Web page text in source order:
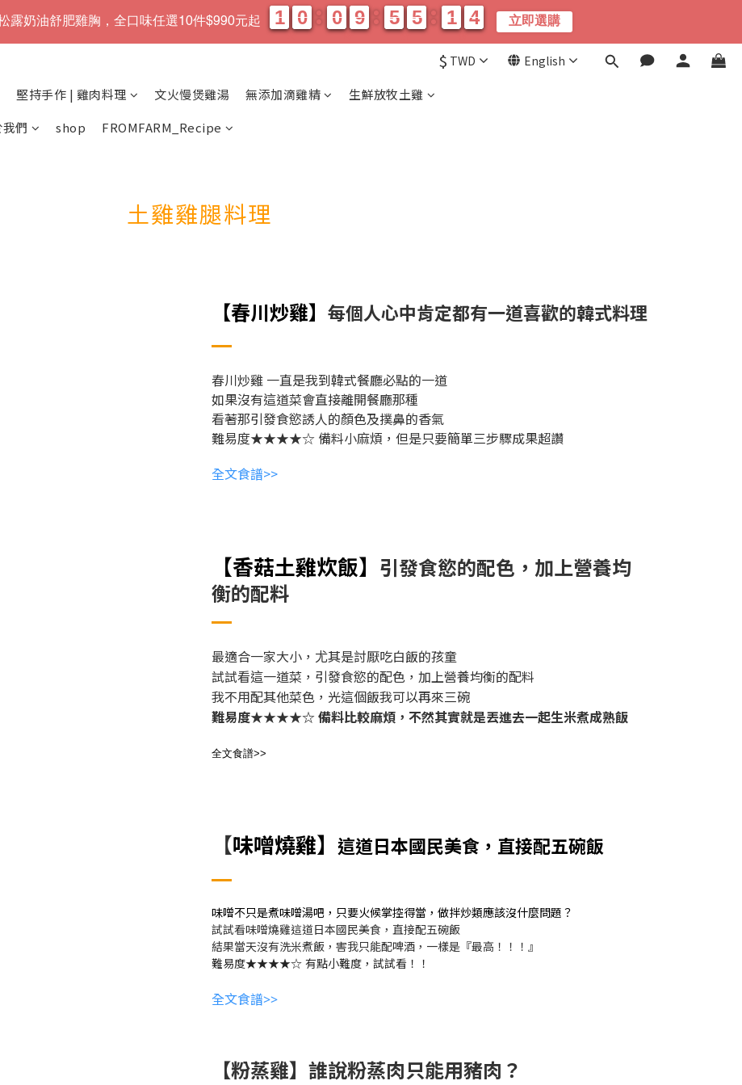
$ TWD English
堅持手作 | 雞肉料理 文火慢煲雞湯 無添加滴雞精
生鮮放牧土雞
們 shop FROMFARM_Recipe
土雞雞腿料理
【春川炒雞】 每個人心中肯定都有一道喜歡的韓式料理
春川炒雞 一直是我到韓式餐廳必點的一道
如果沒有這道菜會直接離開餐廳那種
看著那引發食慾誘人的顏色及撲鼻的香氣
難易度★★★★☆ 備料小麻煩，但是只要簡單三步驟成果超讚
全文食譜>>
【香菇土雞炊飯】 引發食慾的配色，加上營養均
衡的配料
最適合一家大小，尤其是討厭吃白飯的孩童
試試看這一道菜， 引發食慾的配色，加上營養均衡的配料
我不用配其他菜色，光這個飯我可以再來三碗
難易度★★★★☆備料比較麻煩，不然其實就是丟進去一起生米煮成熟飯
全文食譜>>
【味噌燒雞】 這道日本國民美食，直接配五碗飯
味噌不只是煮味噌湯吧，只要火候掌控得當，做拌炒類應該沒什麼問題？
試試看味噌燒雞這道日本國民美食，直接配五碗飯
結果當天沒有洗米煮飯，害我只能配啤酒，一樣是『最高！！！』
難易度★★★★☆ 有點小難度，試試看！！
全文食譜>>
【粉蒸雞】誰說粉蒸肉只能用豬肉？
露奶油舒肥雞胸，全口味任選10件$990元起 1
1
1
1 0
0
0
0 0
0
0
0 9
9
9
9 5
5
5
5 5
5
5
5 1
1
1
1 0
0
4
4
3 立即選購